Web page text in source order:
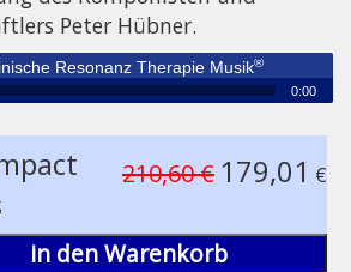
Peter Hübner.
Resonanz Therapie Musik®
0:00
210,60 € 179,01 €
in den Warenkorb